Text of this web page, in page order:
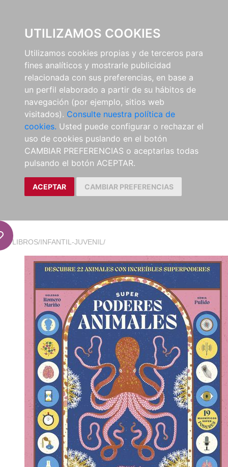
UTILIZAMOS COOKIES
Utilizamos cookies propias y de terceros para
fines analíticos y mostrarle publicidad
relacionada con sus preferencias, en base a
un perfil elaborado a partir de su hábitos de
navegación (por ejemplo, sitios web
visitados). Consulte nuestra política de
cookies. Usted puede configurar o rechazar el
uso de cookies puslando en el botón
CAMBIAR PREFERENCIAS o aceptarlas todas
pulsando el botón ACEPTAR.
ACEPTAR CAMBIAR PREFERENCIAS
LIBROS/INFANTIL-JUVENIL /